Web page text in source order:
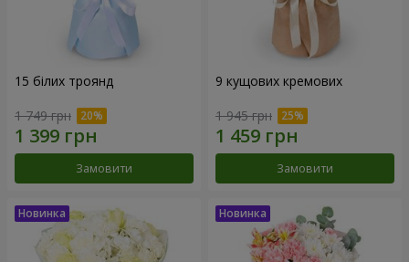
15 білих троянд
1 749 грн
Замовити
9 кущових кремових
1 945 грн
Замовити